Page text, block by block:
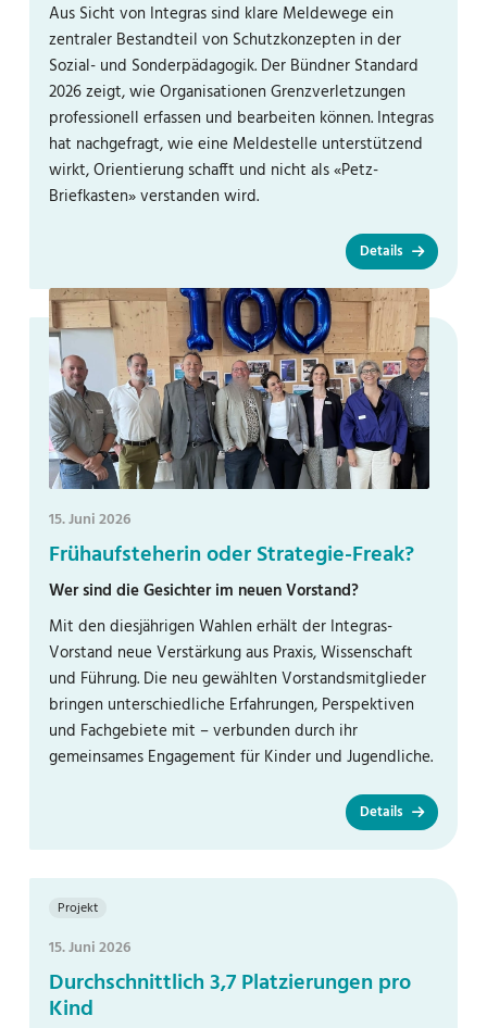
Aus Sicht von Integras sind klare Meldewege ein
zentraler Bestandteil von Schutzkonzepten in der
Sozial- und Sonderpädagogik. Der Bündner Standard
2026 zeigt, wie Organisationen Grenzverletzungen
professionell erfassen und bearbeiten können. Integras
hat nachgefragt, wie eine Meldestelle unterstützend
wirkt, Orientierung schafft und nicht als «Petz-
Briefkasten» verstanden wird.
Details
15. Juni 2026
Frühaufsteherin oder Strategie-Freak?
Wer sind die Gesichter im neuen Vorstand?
Mit den diesjährigen Wahlen erhält der Integras-
Vorstand neue Verstärkung aus Praxis, Wissenschaft
und Führung. Die neu gewählten Vorstandsmitglieder
bringen unterschiedliche Erfahrungen, Perspektiven
und Fachgebiete mit – verbunden durch ihr
gemeinsames Engagement für Kinder und Jugendliche.
Details
Projekt
15. Juni 2026
Durchschnittlich 3,7 Platzierungen pro
Kind